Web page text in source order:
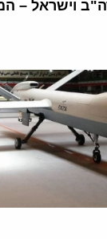
וישראל –